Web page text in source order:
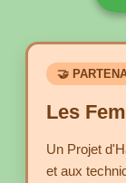
🤝
Les
Un Projet
et aux